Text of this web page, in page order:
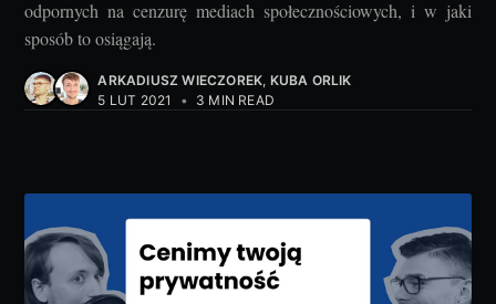
odpornych na cenzurę mediach społecznościowych, i w jaki
sposób to osiągają.
ARKADIUSZ WIECZOREK, KUBA ORLIK
5 LUT 2021
• 3 MIN READ